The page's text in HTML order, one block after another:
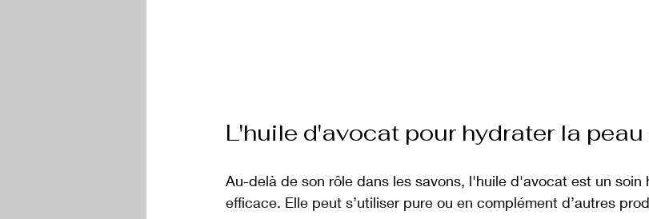
L'huile d'avocat pour hydrater la
Au-delà de son rôle dans les savons, l'huile d'avocat est un soin
efficace. Elle peut s’utiliser pure ou en complément d’autres